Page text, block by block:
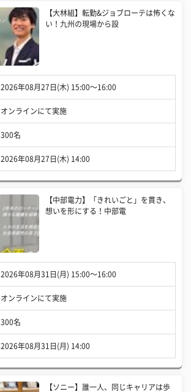
【大林組】転勤&ジョブローテは怖くな
い！九州の現場から設
2026年08月27日(木) 15:00〜16:00
オンラインにて実施
300名
2026年08月27日(木) 14:00
【中部電力】「きれいごと」を貫き、
想いを形にする！中部電
2026年08月31日(月) 15:00〜16:00
オンラインにて実施
300名
2026年08月31日(月) 14:00
【ソニー】誰一人、同じキャリアは歩